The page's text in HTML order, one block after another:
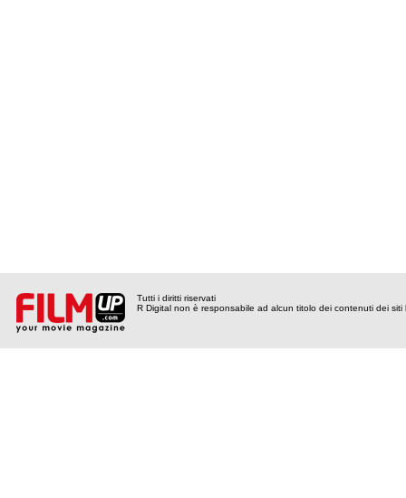
Tutti i diritti riservati
R Digital non è responsabile ad alcun titolo dei contenuti dei siti